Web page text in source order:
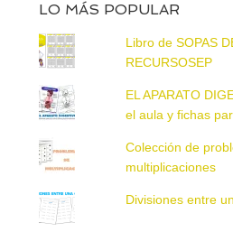
LO MÁS POPULAR
Libro de SOPAS
RECURSOSEP
EL APARATO
el aula y fichas
Colección de
multiplicaciones
Divisiones entre